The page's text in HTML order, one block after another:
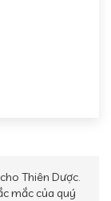
Thiên Dược.
mắc của quý